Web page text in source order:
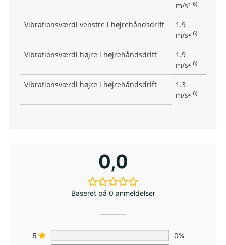
m/s² 6)
Vibrationsværdi venstre i højrehåndsdrift
1.9
m/s² 6)
Vibrationsværdi højre i højrehåndsdrift
1.9
m/s² 6)
Vibrationsværdi højre i højrehåndsdrift
1.3
m/s² 6)
0,0
Baseret på 0 anmeldelser
5
0%